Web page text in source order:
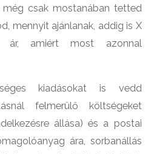
csak mostanában tetted
mennyit ajánlanak, addig is X
ár, amiért most azonnal
kiadásokat is vedd
felmerülő költségeket
állása) és a postai
ára, sorbanállás